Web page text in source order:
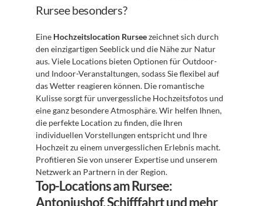
Rursee besonders?
Eine Hochzeitslocation Rursee zeichnet sich durch
den einzigartigen Seeblick und die Nähe zur Natur
aus. Viele Locations bieten Optionen für Outdoor-
und Indoor-Veranstaltungen, sodass Sie flexibel auf
das Wetter reagieren können. Die romantische
Kulisse sorgt für unvergessliche Hochzeitsfotos und
eine ganz besondere Atmosphäre. Wir helfen Ihnen,
die perfekte Location zu finden, die Ihren
individuellen Vorstellungen entspricht und Ihre
Hochzeit zu einem unvergesslichen Erlebnis macht.
Profitieren Sie von unserer Expertise und unserem
Netzwerk an Partnern in der Region.
Top-Locations am Rursee:
Antoniushof, Schifffahrt und mehr